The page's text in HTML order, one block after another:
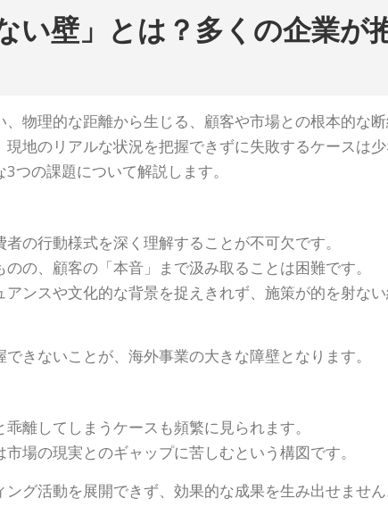
い壁」とは？多くの企業が
物理的な距離から生じる、顧客や市場との根本的な断
地のリアルな状況を把握できずに失敗するケースは少
つの課題について解説します。
の行動様式を深く理解することが不可欠です。
の、顧客の「本音」まで汲み取ることは困難です。
ンスや文化的な背景を捉えきれず、施策が的を射な
きないことが、海外事業の大きな障壁となります。
離してしまうケースも頻繁に見られます。
場の現実とのギャップに苦しむという構図です。
グ活動を展開できず、効果的な成果を生み出せません